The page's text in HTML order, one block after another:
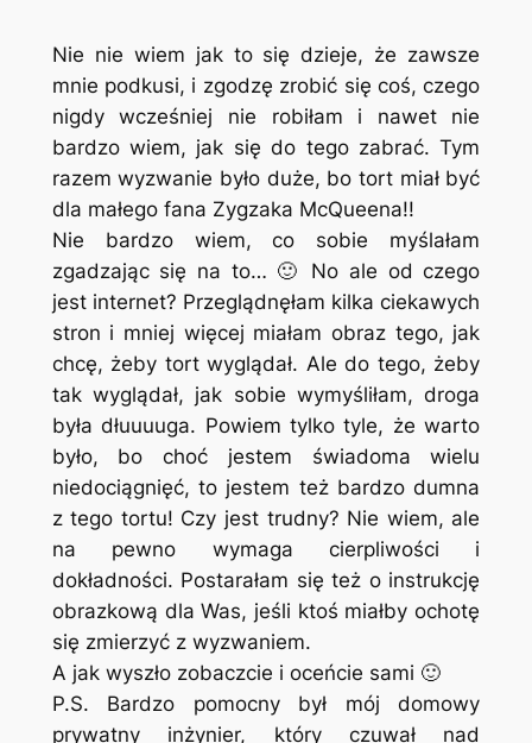
Nie nie wiem jak to się dzieje, że zawsze
mnie podkusi, i zgodzę zrobić się coś, czego
nigdy wcześniej nie robiłam i nawet nie
bardzo wiem, jak się do tego zabrać. Tym
razem wyzwanie było duże, bo tort miał być
dla małego fana Zygzaka McQueena!!
Nie bardzo wiem, co sobie myślałam
zgadzając się na to… 🙂 No ale od czego
jest internet? Przeglądnęłam kilka ciekawych
stron i mniej więcej miałam obraz tego, jak
chcę, żeby tort wyglądał. Ale do tego, żeby
tak wyglądał, jak sobie wymyśliłam, droga
była dłuuuuga. Powiem tylko tyle, że warto
było, bo choć jestem świadoma wielu
niedociągnięć, to jestem też bardzo dumna
z tego tortu! Czy jest trudny? Nie wiem, ale
na pewno wymaga cierpliwości i
dokładności. Postarałam się też o instrukcję
obrazkową dla Was, jeśli ktoś miałby ochotę
się zmierzyć z wyzwaniem.
A jak wyszło zobaczcie i oceńcie sami 🙂
P.S. Bardzo pomocny był mój domowy
prywatny inżynier, który czuwał nad